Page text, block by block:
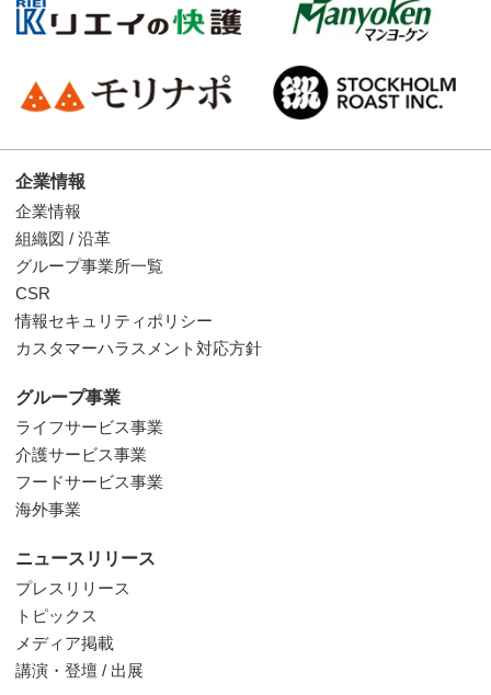
企業情報
企業情報
組織図 / 沿革
グループ事業所一覧
CSR
情報セキュリティポリシー
カスタマーハラスメント対応方針
グループ事業
ライフサービス事業
介護サービス事業
フードサービス事業
海外事業
ニュースリリース
プレスリリース
トピックス
メディア掲載
講演・登壇 / 出展